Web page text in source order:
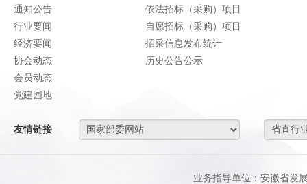
通知公告
行业要闻
经济要闻
协会动态
会员动态
党建园地
依法招标（采购）项目
自愿招标（采购）项目
招采信息发布统计
历史公告公示
友情链接
业务指导单位：安徽省发